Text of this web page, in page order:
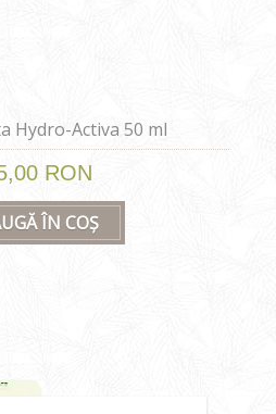
ÎN COȘ
Hydro-Activa 50 ml
RON